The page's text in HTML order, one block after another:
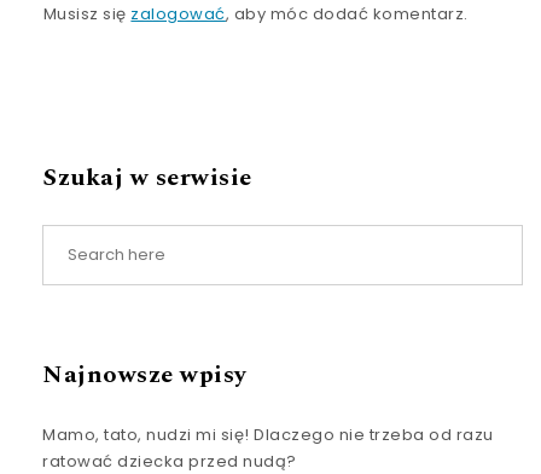
Musisz się zalogować, aby móc dodać komentarz.
Szukaj w serwisie
Najnowsze wpisy
Mamo, tato, nudzi mi się! Dlaczego nie trzeba od razu
ratować dziecka przed nudą?